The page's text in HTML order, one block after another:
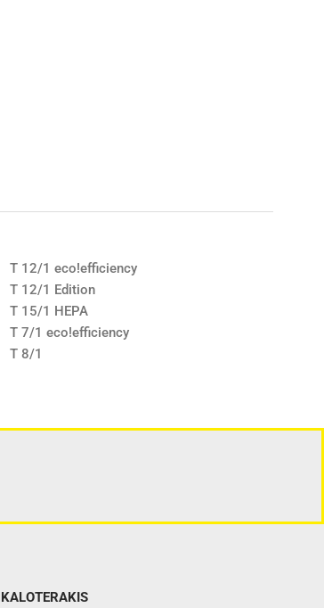
T 12/1 eco!efficiency
T 12/1 Edition
T 15/1 HEPA
T 7/1 eco!efficiency
T 8/1